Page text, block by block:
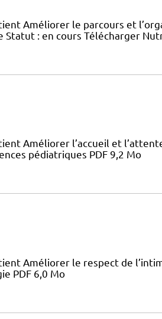
Améliorer le parcours et
: en cours Télécharger
Améliorer l’accueil et
pédiatriques PDF 9,2 Mo
Améliorer le respect de
PDF 6,0 Mo